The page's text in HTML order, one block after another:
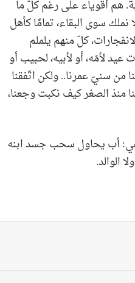
هم أقوياء على رغم كلّ ما
نملك سوى البقاء، تمامًا كأهل
كلّ منهم يلملم
لأمّه، أو لأبيه، لحبيب أو
من سنيّ عمرنا.. ولكن اتّفقنا
منذ الصغر كيف نكبت وجعنا،
أب يحاول سحب جسد ابنه
الوالد.